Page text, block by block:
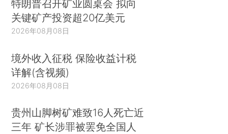
特朗普召开矿业圆桌会 拟向
关键矿产投资超20亿美元
2026年08月08日
境外收入征税 保险收益计税
详解(含视频)
2026年08月08日
贵州山脚树矿难致16人死亡近
三年 矿长涉罪被罢免全国人